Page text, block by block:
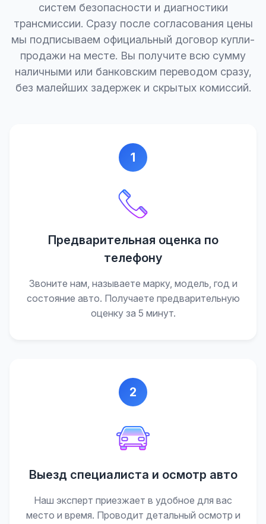
систем безопасности и диагностики
трансмиссии. Сразу после согласования цены
мы подписываем официальный договор купли-
продажи на месте. Вы получите всю сумму
наличными или банковским переводом сразу,
без малейших задержек и скрытых комиссий.
1
Предварительная оценка по
телефону
Звоните нам, называете марку, модель, год и
состояние авто. Получаете предварительную
оценку за 5 минут.
2
Выезд специалиста и осмотр авто
Наш эксперт приезжает в удобное для вас
место и время. Проводит детальный осмотр и